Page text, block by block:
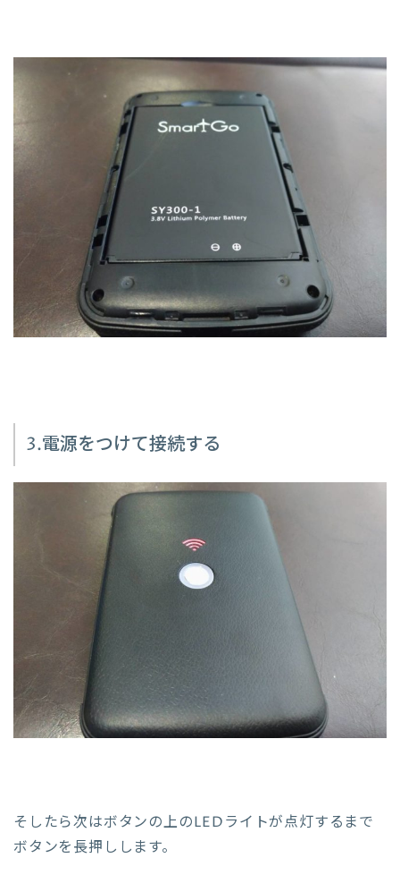
3.電源をつけて接続する
そしたら次はボタンの上のLEDライトが点灯するまで
ボタンを長押しします。